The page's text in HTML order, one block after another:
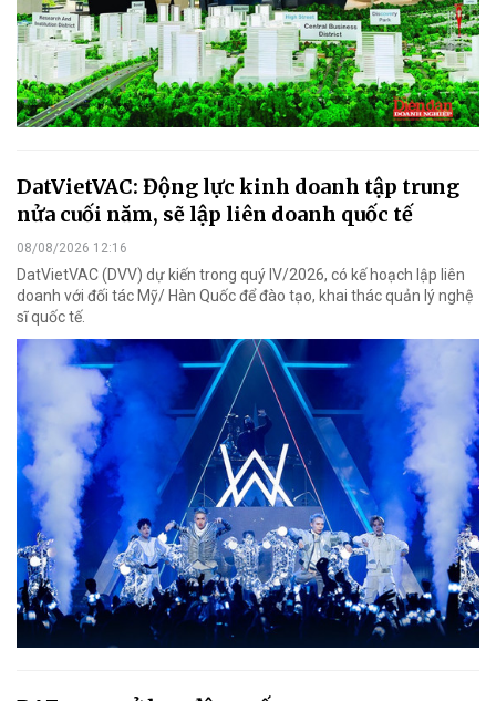
DatVietVAC: Động lực kinh doanh tập trung
nửa cuối năm, sẽ lập liên doanh quốc tế
08/08/2026 12:16
DatVietVAC (DVV) dự kiến trong quý IV/2026, có kế hoạch lập liên
doanh với đối tác Mỹ/ Hàn Quốc để đào tạo, khai thác quản lý nghệ
sĩ quốc tế.